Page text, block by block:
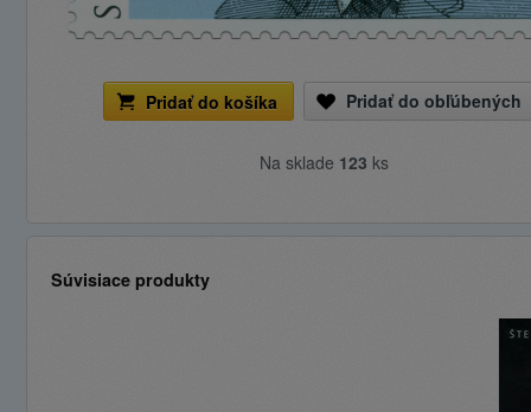
Pridať do košíka Pridať do obľúbených
Na sklade 123 ks
Súvisiace produkty